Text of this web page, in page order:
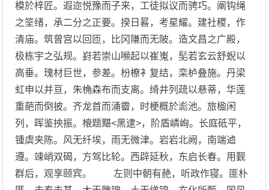
模於梓匠。遐迩悦豫而子来，工徒拟议而骋巧。阐钩绳
之筌绪，承二分之正要。揆日晷，考星耀。建社稷，作
清庙。筑曾宫以回匝，比冈隒而无陂。造文昌之广殿，
极栋宇之弘规。崶若崇山嚬起以崔嵬，髧若玄云舒蜺以
高垂。瑰材巨世，参差。枌橑衤复结，栾栌叠施。丹梁
虹申以并亘，朱桷森布而支离。绮井列疏以悬蒂，华莲
重葩而倒披。齐龙首而涌霤，时梗概於滮池。旅楹闲
列，晖鉴抰振。榱题黮<黑逮>，阶盾嶙峋。长庭砥平，
锺虡夹陈。风无纤埃，雨无微津。岩岩北阙，南端逌
遵。竦峭双碣，方驾比轮。西辟延秋，东启长春。用觐
群后，观享颐宾。 左则中朝有赩，听政作寝。匪朴